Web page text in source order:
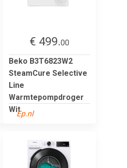
€ 499.00
Beko B3T6823W2
SteamCure Selective
Line
Warmtepompdroger
WitEp.nl